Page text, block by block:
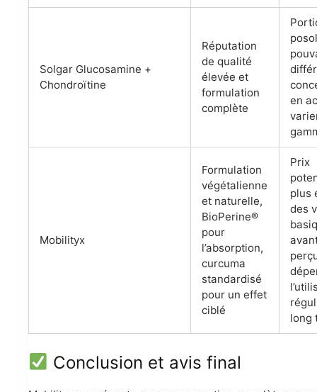
Solgar Glucosamine +
Chondroïtine
Réputation
de qualité
élevée et
formulation
complète
en
Mobilityx
Formulation
végétalienne
et naturelle,
BioPerine®
pour
l’absorption,
curcuma
standardisé
pour un effet
ciblé
Prix
plus
des
long
Conclusion et avis final